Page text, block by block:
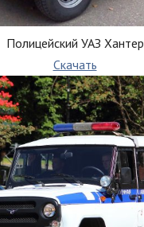
Полицейский УАЗ Хантер
Скачать